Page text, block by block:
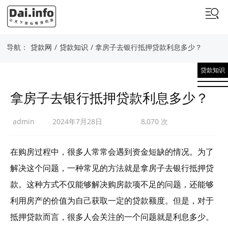
导航： 贷款网 / 贷款知识 / 拿房子去银行抵押贷款利息多少？
贷款知识
拿房子去银行抵押贷款利息多少？
admin 2024年7月28日 8,070 次
在购房过程中，很多人常常会遇到资金短缺的情况。为了
解决这个问题，一种常见的方法就是拿房子去银行抵押贷
款。这种方式不仅能够解决购房款项不足的问题，还能够
利用房产的价值为自己获取一定的贷款额度。但是，对于
抵押贷款而言，很多人会关注的一个问题就是利息多少。